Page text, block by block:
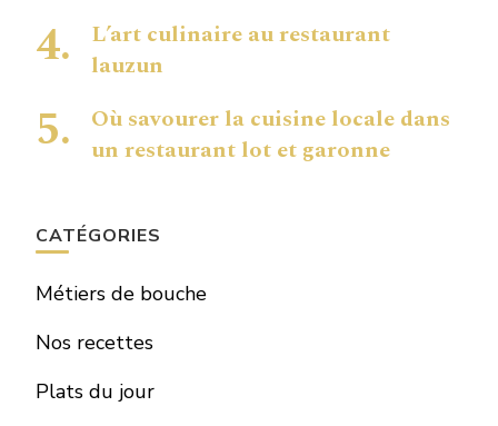
L’art culinaire au restaurant
lauzun
Où savourer la cuisine locale dans
un restaurant lot et garonne
CATÉGORIES
Métiers de bouche
Nos recettes
Plats du jour